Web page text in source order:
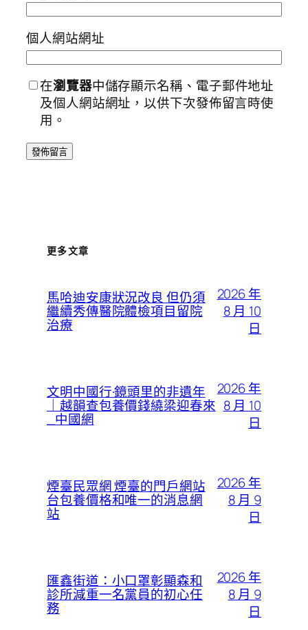
個人網站網址
在瀏覽器中儲存顯示名稱、電子郵件地址
及個人網站網址，以供下次發佈留言時使
用。
更多文章
馬哈迪安康狀況改良 但仍須
繼續秀傳醫院體檢項目留院
治療
2026 年
8 月 10
日
文明中國行·鏡頭里的非遺年
｜越韻查包養價錢繞梁迎春來
_中國網
2026 年
8 月 10
日
煙臺民眾網 煙臺的門戶網站
台包養價格和唯一的消息網
站
2026 年
8 月 9
日
匯鑫街道：小口罩彰顯森和
診所減重一名黨員的初心任
務
2026 年
8 月 9
日